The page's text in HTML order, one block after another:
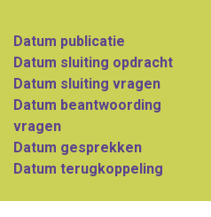
Datum publicatie
Datum sluiting opdracht
Datum sluiting vragen
Datum beantwoording
vragen
Datum gesprekken
Datum terugkoppeling